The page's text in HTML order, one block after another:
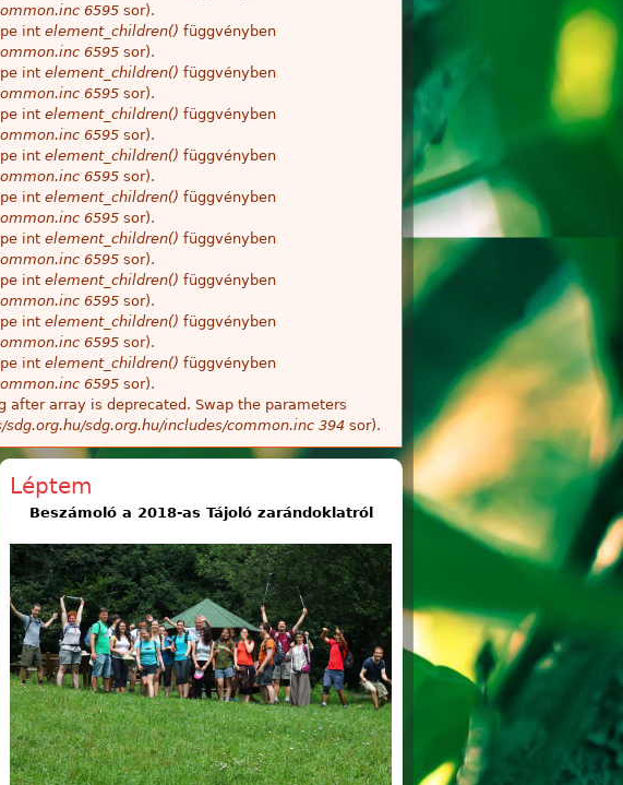
6595 sor).
int element_children() függvényben
6595 sor).
int element_children() függvényben
6595 sor).
int element_children() függvényben
6595 sor).
int element_children() függvényben
6595 sor).
int element_children() függvényben
6595 sor).
int element_children() függvényben
6595 sor).
int element_children() függvényben
6595 sor).
int element_children() függvényben
6595 sor).
int element_children() függvényben
6595 sor).
after array is deprecated. Swap the parameters
sdg.org.hu/includes/common.inc 394 sor).
Léptem
Beszámoló a 2018-as Tájoló zarándoklatról